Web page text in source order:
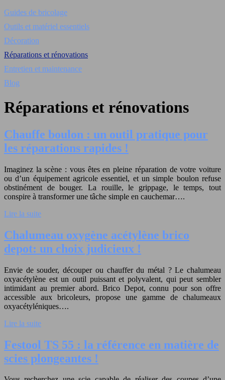
Guides de bricolage
Outils et matériel essentiels
Décoration
Réparations et rénovations
Entretien et maintenance
Blog
Réparations et rénovations
Chauffe boulon : un outil pratique pour
les réparations rapides !
Imaginez la scène : vous êtes en pleine réparation de votre voiture
ou d’un équipement agricole essentiel, et un simple boulon refuse
obstinément de bouger. La rouille, le grippage, le temps, tout
conspire à transformer une tâche simple en cauchemar….
Lire la suite
Chalumeau oxygène acétylène brico
depot: un choix judicieux !
Envie de souder, découper ou chauffer du métal ? Le chalumeau
oxyacétylène est un outil puissant et polyvalent, qui peut sembler
intimidant au premier abord. Brico Depot, connu pour son offre
accessible aux bricoleurs, propose une gamme de chalumeaux
oxyacétyléniques….
Lire la suite
Festool TS 55 : la référence en matière de
scies plongeantes !